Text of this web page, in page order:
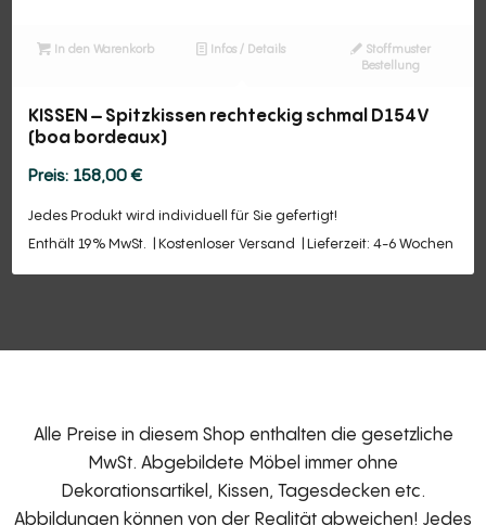
In den Warenkorb Infos / Details
Stoffmuster
Bestellung
KISSEN – Spitzkissen rechteckig schmal D154V
(boa bordeaux)
158,00€
Jedes Produkt wird individuell für Sie gefertigt!
Enthält 19% MwSt.
Kostenloser Versand Lieferzeit: 4-6 Wochen
Alle Preise in diesem Shop enthalten die gesetzliche
MwSt. Abgebildete Möbel immer ohne
Dekorationsartikel, Kissen, Tagesdecken etc.
Abbildungen können von der Realität abweichen! Jedes